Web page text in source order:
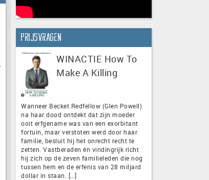
Prijsvragen
WINACTIE How To
Make A Killing
Wanneer Becket Redfellow (Glen Powell)
na haar dood ontdekt dat zijn moeder
ooit erfgename was van een exorbitant
fortuin, maar verstoten werd door haar
familie, besluit hij het onrecht recht te
zetten. Vastberaden én vindingrijk richt
hij zich op de zeven familieleden die nog
tussen hem en de erfenis van 28 miljard
dollar in staan. […]